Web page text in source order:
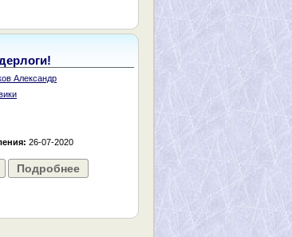
Александр
26-07-2020
Подробнее